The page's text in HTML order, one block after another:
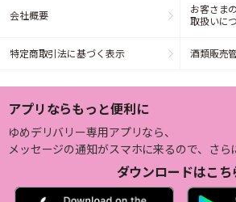
会社概要
お客さま
取扱いに
特定商取引法に基づく表示 酒類販売
アプリならもっと便利に
ゆめデリバリー専用アプリなら、
メッセージの通知がスマホに来るので、さら
ダウンロードはこち